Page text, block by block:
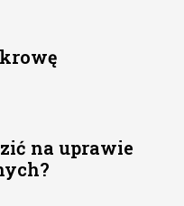
na uprawie